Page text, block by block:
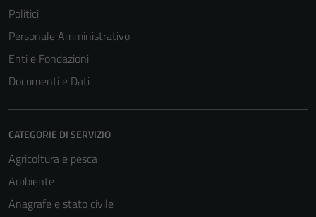
Politici
Personale Amministrativo
Enti e Fondazioni
Documenti e Dati
CATEGORIE DI SERVIZIO
Agricoltura e pesca
Ambiente
Anagrafe e stato civile